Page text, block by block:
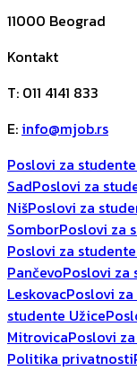
11000 Beograd
Kontakt
T: 011 4141 833
E: info@mjob.rs
Poslovi za
SadPoslovi za
NišPoslovi za
SomborPoslovi za
Poslovi za
PančevoPoslovi za
LeskovacPoslovi
studente Užice
MitrovicaPoslovi
Politika privatnosti